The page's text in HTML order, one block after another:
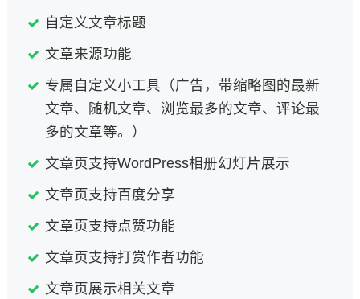
自定义文章标题
文章来源功能
专属自定义小工具（广告，带缩略图的最新
文章、随机文章、浏览最多的文章、评论最
多的文章等。）
文章页支持WordPress相册幻灯片展示
文章页支持百度分享
文章页支持点赞功能
文章页支持打赏作者功能
文章页展示相关文章